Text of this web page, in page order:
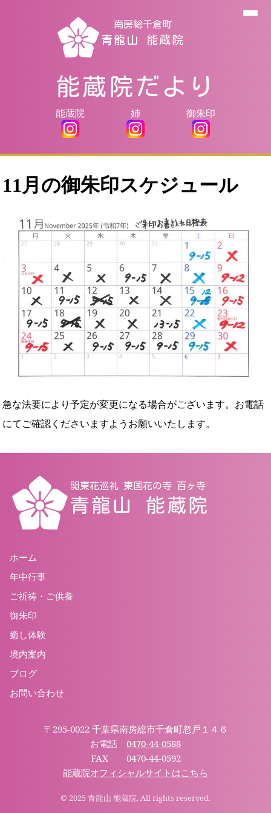
南房総千倉町
青龍山 能蔵院
能蔵院だより
能蔵院 姉 御朱印
11月の御朱印スケジュール
急な法要により予定が変更になる場合がございます。お電話
にてご確認くださいますようお願いいたします。
関東花巡礼 東国花の寺 百ヶ寺
青龍山 能蔵院
ホーム
年中行事
ご祈祷・ご供養
御朱印
癒し体験
境内案内
ブログ
お問い合わせ
〒295-0022 千葉県南房総市千倉町忽戸１４６
お電話 0470-44-0588
FAX 0470-44-0592
能蔵院オフィシャルサイトはこちら
© 2025 青龍山 能蔵院. All rights reserved.